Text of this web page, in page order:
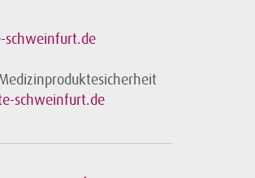
schweinfurt.de
schweinfurt.de